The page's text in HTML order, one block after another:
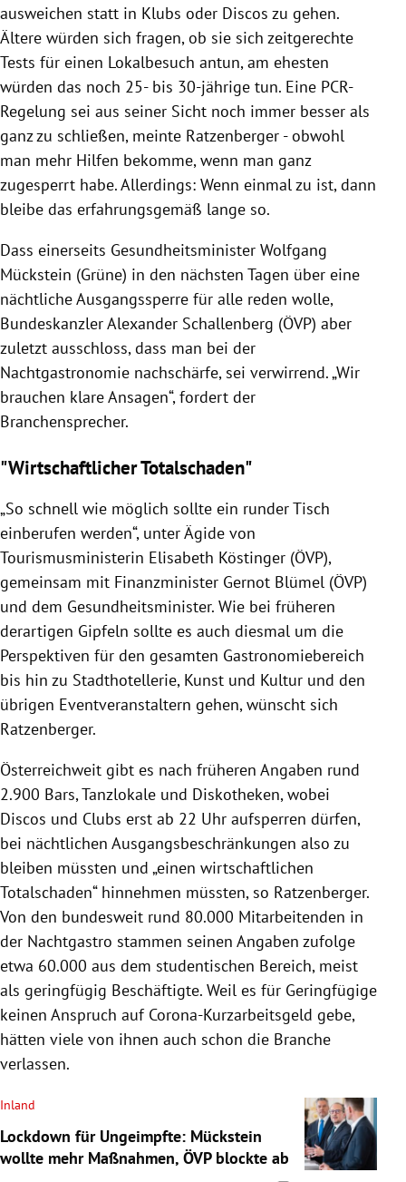
ausweichen statt in Klubs oder Discos zu gehen.
Ältere würden sich fragen, ob sie sich zeitgerechte
Tests für einen Lokalbesuch antun, am ehesten
würden das noch 25- bis 30-jährige tun. Eine PCR-
Regelung sei aus seiner Sicht noch immer besser als
ganz zu schließen, meinte Ratzenberger - obwohl
man mehr Hilfen bekomme, wenn man ganz
zugesperrt habe. Allerdings: Wenn einmal zu ist, dann
bleibe das erfahrungsgemäß lange so.
Dass einerseits Gesundheitsminister Wolfgang
Mückstein (Grüne) in den nächsten Tagen über eine
nächtliche Ausgangssperre für alle reden wolle,
Bundeskanzler Alexander Schallenberg (ÖVP) aber
zuletzt ausschloss, dass man bei der
Nachtgastronomie nachschärfe, sei verwirrend. „Wir
brauchen klare Ansagen“, fordert der
Branchensprecher.
"Wirtschaftlicher Totalschaden"
„So schnell wie möglich sollte ein runder Tisch
einberufen werden“, unter Ägide von
Tourismusministerin Elisabeth Köstinger (ÖVP),
gemeinsam mit Finanzminister Gernot Blümel (ÖVP)
und dem Gesundheitsminister. Wie bei früheren
derartigen Gipfeln sollte es auch diesmal um die
Perspektiven für den gesamten Gastronomiebereich
bis hin zu Stadthotellerie, Kunst und Kultur und den
übrigen Eventveranstaltern gehen, wünscht sich
Ratzenberger.
Österreichweit gibt es nach früheren Angaben rund
2.900 Bars, Tanzlokale und Diskotheken, wobei
Discos und Clubs erst ab 22 Uhr aufsperren dürfen,
bei nächtlichen Ausgangsbeschränkungen also zu
bleiben müssten und „einen wirtschaftlichen
Totalschaden“ hinnehmen müssten, so Ratzenberger.
Von den bundesweit rund 80.000 Mitarbeitenden in
der Nachtgastro stammen seinen Angaben zufolge
etwa 60.000 aus dem studentischen Bereich, meist
als geringfügig Beschäftigte. Weil es für Geringfügige
keinen Anspruch auf Corona-Kurzarbeitsgeld gebe,
hätten viele von ihnen auch schon die Branche
verlassen.
Inland
Lockdown für Ungeimpfte: Mückstein
wollte mehr Maßnahmen, ÖVP blockte ab